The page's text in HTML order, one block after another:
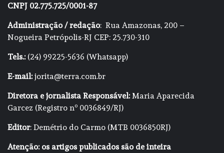
CNPJ 02.775.725/0001-87
Administração / redação: Rua Amazonas, 200 –
Nogueira Petrópolis-RJ CEP: 25.730-310
Tels.:(24) 99225-5636 (Whatsapp)
E-mail:jorita@terra.com.br
Diretora e jornalista Responsável:Maria Aparecida
Garcez (Registro nº 0036849/RJ)
Editor: Demétrio do Carmo (MTB 0036850RJ)
Atenção: os artigos publicados são de inteira